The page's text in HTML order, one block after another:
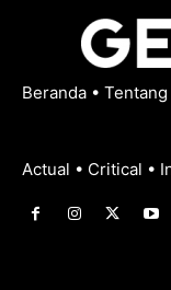
Beranda • Tentang
Actual • Critical •